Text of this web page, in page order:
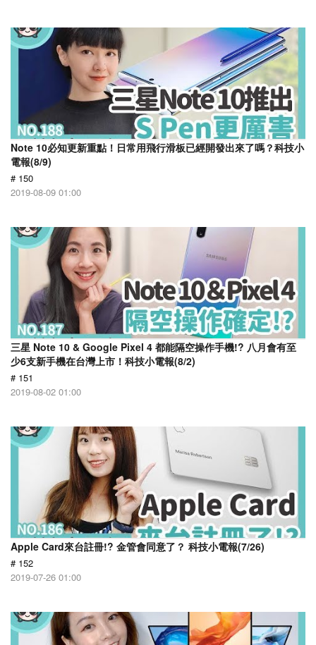
Note 10必知更新重點！日常用飛行滑板已經開發出來了嗎？科技小
電報(8/9)
# 150
2019-08-09 01:00
三星 Note 10 & Google Pixel 4 都能隔空操作手機!? 八月會有至
少6支新手機在台灣上市！科技小電報(8/2)
# 151
2019-08-02 01:00
Apple Card來台註冊!? 金管會同意了？ 科技小電報(7/26)
# 152
2019-07-26 01:00